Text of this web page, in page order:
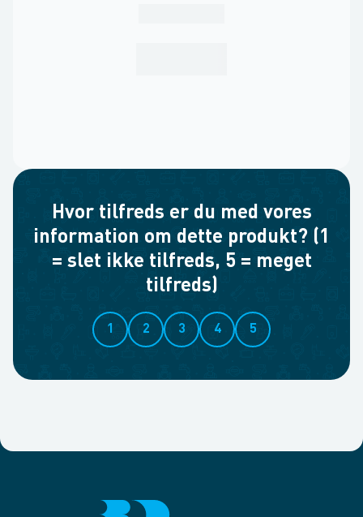
Hvor tilfreds er du med vores
information om dette produkt? (1
= slet ikke tilfreds, 5 = meget
tilfreds)
1 2 3 4 5